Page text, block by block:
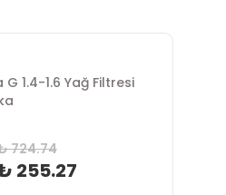
1.4-1.6 Yağ Filtresi
724.74
255.27